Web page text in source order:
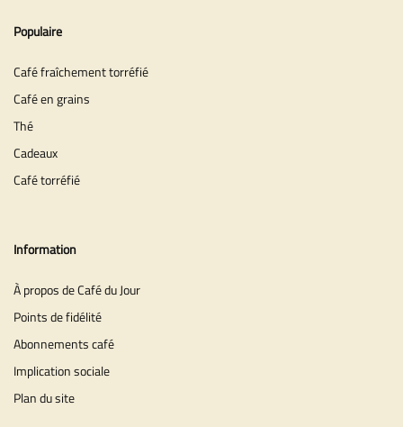
Populaire
Café fraîchement torréfié
Café en grains
Thé
Cadeaux
Café torréfié
Information
À propos de Café du Jour
Points de fidélité
Abonnements café
Implication sociale
Plan du site